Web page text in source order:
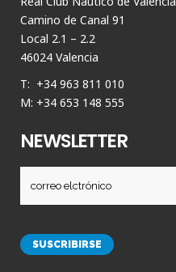
Camino de Canal 91
Local 2.1 – 2.2
46024 Valencia
T: +34 963 811 010
M: +34 653 148 555
NEWSLETTER